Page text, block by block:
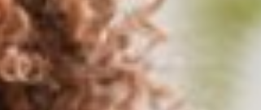
Colisée ?